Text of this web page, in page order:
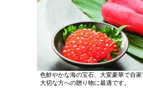
色鮮やかな海の宝石、 大変豪華で自家
大切な方への贈り物に